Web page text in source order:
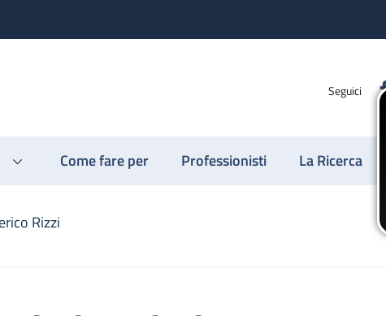
Seguici
Come fare per Professionisti La Ricerca
Rizzi